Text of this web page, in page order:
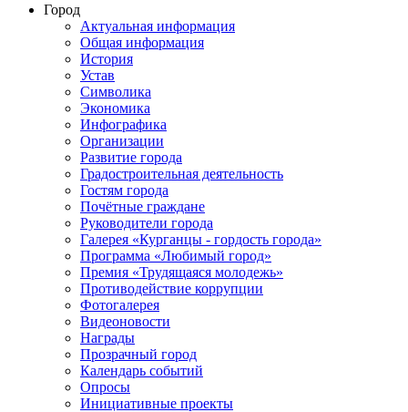
Город
Актуальная информация
Общая информация
История
Устав
Символика
Экономика
Инфографика
Организации
Развитие города
Градостроительная деятельность
Гостям города
Почётные граждане
Руководители города
Галерея «Курганцы - гордость города»
Программа «Любимый город»
Премия «Трудящаяся молодежь»
Противодействие коррупции
Фотогалерея
Видеоновости
Награды
Прозрачный город
Календарь событий
Опросы
Инициативные проекты